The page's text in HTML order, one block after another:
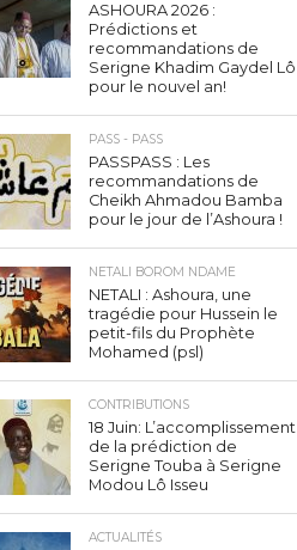
ASHOURA 2026 :
Prédictions et
recommandations de
Serigne Khadim Gaydel Lô
pour le nouvel an!
PASS - PASS
PASSPASS : Les
recommandations de
Cheikh Ahmadou Bamba
pour le jour de l’Ashoura !
NETALI BOROM NDAME
NETALI : Ashoura, une
tragédie pour Hussein le
petit-fils du Prophète
Mohamed (psl)
CONTRIBUTIONS
18 Juin: L’accomplissement
de la prédiction de
Serigne Touba à Serigne
Modou Lô Isseu
ACTUALITÉS